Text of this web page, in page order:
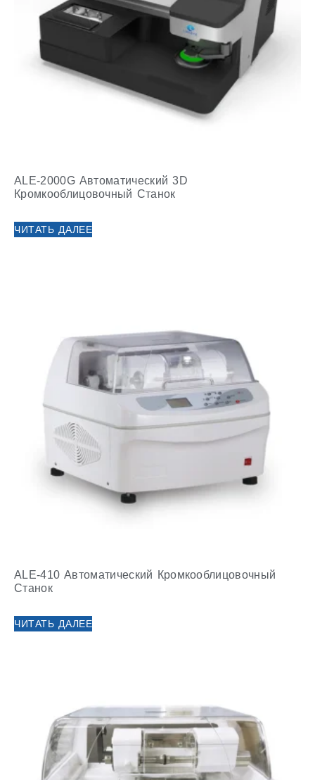
ALE-2000G Автоматический 3D
Кромкооблицовочный Станок
ЧИТАТЬ ДАЛЕЕ
ALE-410 Автоматический Кромкооблицовочный
Станок
ЧИТАТЬ ДАЛЕЕ